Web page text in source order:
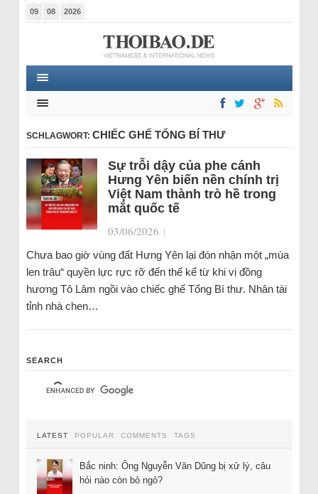
09 08 2026
SCHLAGWORT: CHIẾC GHẾ TỔNG BÍ THƯ
Sự trỗi dậy của phe cánh
Hưng Yên biến nền chính trị
Việt Nam thành trò hề trong
mắt quốc tế
03/06/2026 |
Chưa bao giờ vùng đất Hưng Yên lại đón nhận một „mùa
len trâu“ quyền lực rực rỡ đến thế kể từ khi vị đồng
hương Tô Lâm ngồi vào chiếc ghế Tổng Bí thư. Nhân tài
tỉnh nhà chen…
SEARCH
LATEST POPULAR COMMENTS TAGS
Bắc ninh: Ông Nguyễn Văn Dũng bị xử lý, câu
hỏi nào còn bỏ ngỏ?